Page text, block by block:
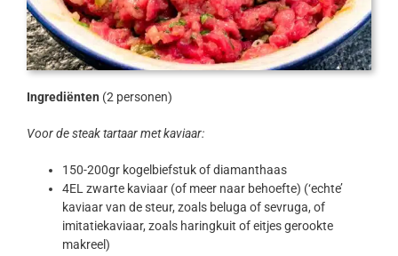
Ingrediënten (2 personen)
Voor de steak tartaar met kaviaar:
150-200gr kogelbiefstuk of diamanthaas
4EL zwarte kaviaar (of meer naar behoefte) (‘echte’
kaviaar van de steur, zoals beluga of sevruga, of
imitatiekaviaar, zoals haringkuit of eitjes gerookte
makreel)